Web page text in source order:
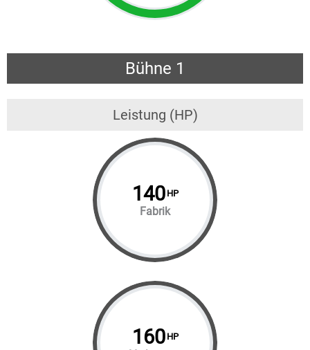
Bühne 1
Leistung (HP)
140 HP
Fabrik
160 HP